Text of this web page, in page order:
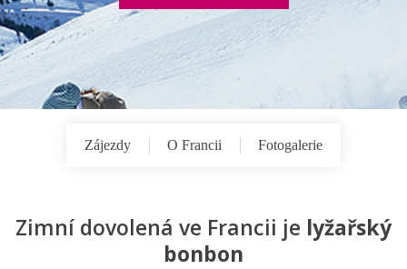
Zájezdy O Francii Fotogalerie
Zimní dovolená ve Francii je lyžařský
bonbon